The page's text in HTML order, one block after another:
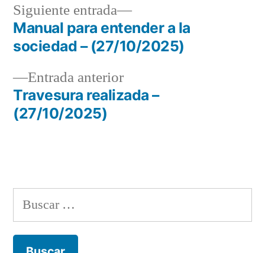
Navegación
entradas
Entrada anteriorEntrada
anterior:
Travesura realizada –
(27/10/2025)
Siguiente entrada
Siguiente
entrada:
Manual para entender a la
sociedad – (27/10/2025)
Buscar: